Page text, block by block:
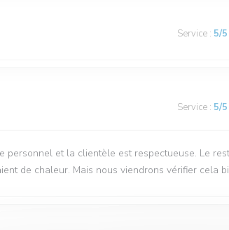
Service : 5/5
Service : 5/5
personnel et la clientèle est respectueuse. Le
de chaleur. Mais nous viendrons vérifier cela